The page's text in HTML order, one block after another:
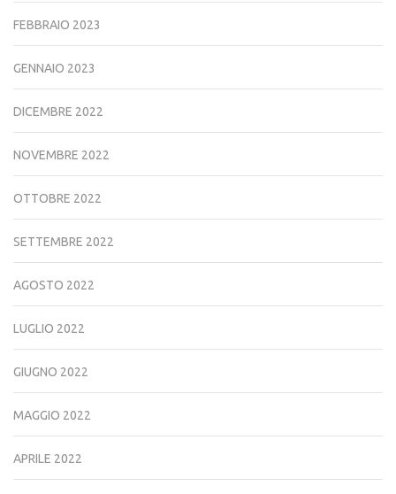
FEBBRAIO 2023
GENNAIO 2023
DICEMBRE 2022
NOVEMBRE 2022
OTTOBRE 2022
SETTEMBRE 2022
AGOSTO 2022
LUGLIO 2022
GIUGNO 2022
MAGGIO 2022
APRILE 2022